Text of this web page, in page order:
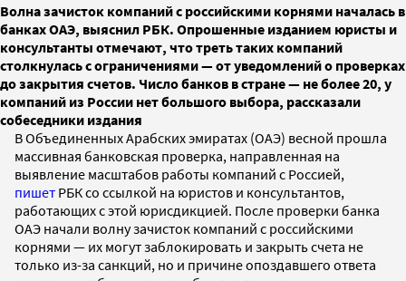
Волна зачисток компаний с российскими корнями началась в
банках ОАЭ, выяснил РБК. Опрошенные изданием юристы и
консультанты отмечают, что треть таких компаний
столкнулась с ограничениями — от уведомлений о проверках
до закрытия счетов. Число банков в стране — не более 20, у
компаний из России нет большого выбора, рассказали
собеседники издания
В Объединенных Арабских эмиратах (ОАЭ) весной прошла
массивная банковская проверка, направленная на
выявление масштабов работы компаний с Россией,
пишет РБК со ссылкой на юристов и консультантов,
работающих с этой юрисдикцией. После проверки банка
ОАЭ начали волну зачисток компаний с российскими
корнями — их могут заблокировать и закрыть счета не
только из-за санкций, но и причине опоздавшего ответа